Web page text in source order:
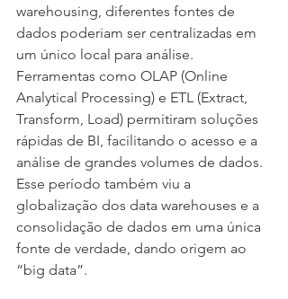
warehousing, diferentes fontes de
dados poderiam ser centralizadas em
um único local para análise.
Ferramentas como OLAP (Online
Analytical Processing) e ETL (Extract,
Transform, Load) permitiram soluções
rápidas de BI, facilitando o acesso e a
análise de grandes volumes de dados.
Esse período também viu a
globalização dos data warehouses e a
consolidação de dados em uma única
fonte de verdade, dando origem ao
“big data”.